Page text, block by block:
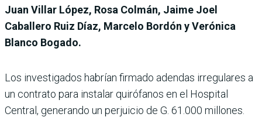
Juan Villar López, Rosa Colmán, Jaime Joel
Caballero Ruiz Díaz, Marcelo Bordón y Verónica
Blanco Bogado.
Los investigados habrían firmado adendas irregulares a
un contrato para instalar quirófanos en el Hospital
Central, generando un perjuicio de G. 61.000 millones.